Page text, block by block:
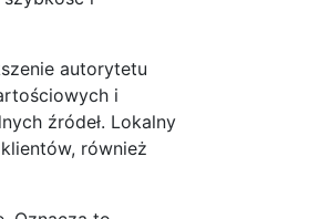
autorytetu
i
źródeł. Lokalny
również